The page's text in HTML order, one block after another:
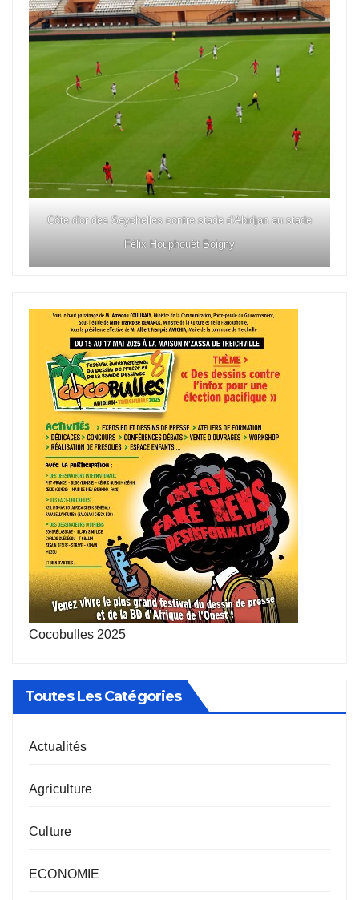
Côte d'or des Seychelles contre stade d'Abidjan au stade
Félix Houphouët Boigny
Cocobulles 2025
Toutes Les Catégories
Actualités
Agriculture
Culture
ECONOMIE